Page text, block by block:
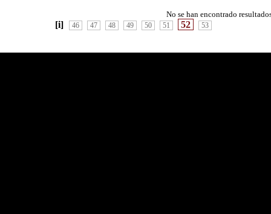
No se han encontrado
[i] 46 47 48 49 50 51 52 53